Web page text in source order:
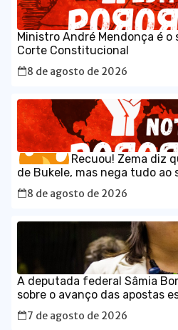
Ministro André Mendonça é o
Corte Constitucional
8 de agosto de 2026
Recuou! Zema diz
de Bukele, mas nega tudo
vivo
8 de agosto de 2026
A deputada federal Sâmia
sobre o avanço das apostas
impactos que as chamadas
orçamento das famílias.
7 de agosto de 2026